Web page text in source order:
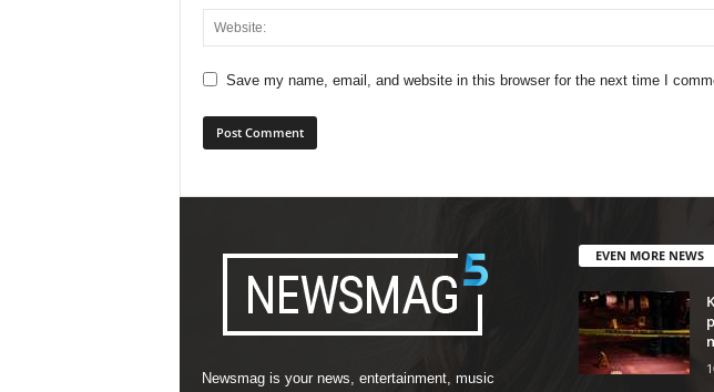
Save my name, email, and website in this browser for the next time I
Newsmag is your news, entertainment, music
EVEN MORE NEWS